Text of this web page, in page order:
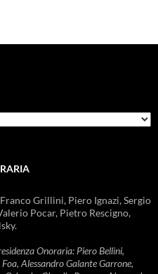
Grillini, Piero Ignazi, Sergio
Pocar, Pietro Rescigno,
Onoraria: Piero Bellini,
Alessandro Galante Garrone,